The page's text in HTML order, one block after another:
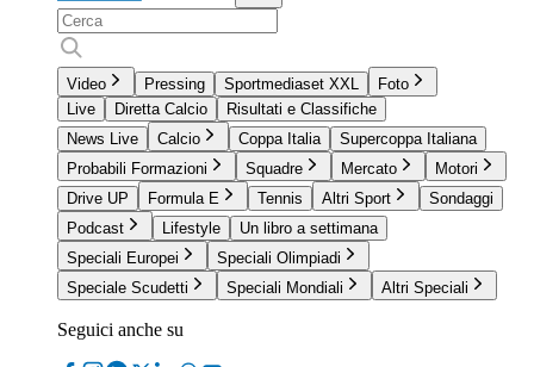
Video Pressing Sportmediaset XXL
Foto
Live
Diretta Calcio
Risultati e Classifiche
News Live
Calcio Coppa Italia
Supercoppa Italiana
Probabili Formazioni
Squadre Mercato
Motori
Drive UP
Formula E Tennis Altri Sport
Sondaggi
Podcast
Lifestyle
Un libro a settimana
Speciali Europei
Speciali Olimpiadi
Speciale Scudetti
Speciali Mondiali Altri Speciali
Seguici anche su